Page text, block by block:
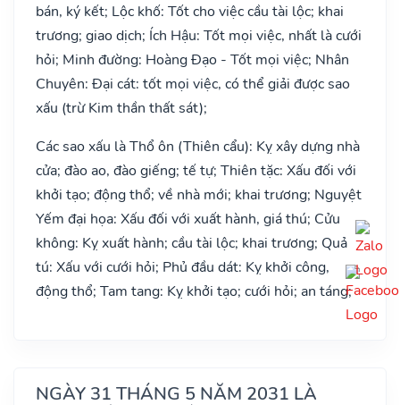
bán, ký kết; Lộc khố: Tốt cho việc cầu tài lộc; khai
trương; giao dịch; Ích Hậu: Tốt mọi việc, nhất là cưới
hỏi; Minh đường: Hoàng Đạo - Tốt mọi việc; Nhân
Chuyên: Đại cát: tốt mọi việc, có thể giải được sao
xấu (trừ Kim thần thất sát);
Các sao xấu là Thổ ôn (Thiên cẩu): Kỵ xây dựng nhà
cửa; đào ao, đào giếng; tế tự; Thiên tặc: Xấu đối với
khởi tạo; động thổ; về nhà mới; khai trương; Nguyệt
Yếm đại họa: Xấu đối với xuất hành, giá thú; Cửu
không: Kỵ xuất hành; cầu tài lộc; khai trương; Quả
tú: Xấu với cưới hỏi; Phủ đầu dát: Kỵ khởi công,
động thổ; Tam tang: Kỵ khởi tạo; cưới hỏi; an táng;
NGÀY 31 THÁNG 5 NĂM 2031 LÀ